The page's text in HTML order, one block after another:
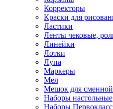
Корректоры
Краски для
Ластики
Ленты чековые,
Линейки
Лотки
Лупа
Маркеры
Мел
Мешок для
Наборы настольные
Наборы